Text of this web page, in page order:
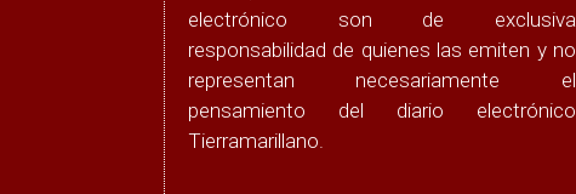
electrónico son de exclusiva
responsabilidad de quienes las emiten y no
representan necesariamente el
pensamiento del diario electrónico
Tierramarillano.